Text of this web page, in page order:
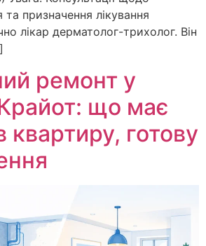
та призначення лікування
лікар дерматолог-трихолог. Він
ремонт у
що має
квартиру, готову